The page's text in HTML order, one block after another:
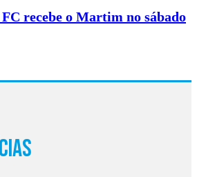
recebe o Martim no sábado